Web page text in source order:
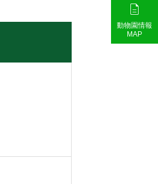

動物園情報
MAP